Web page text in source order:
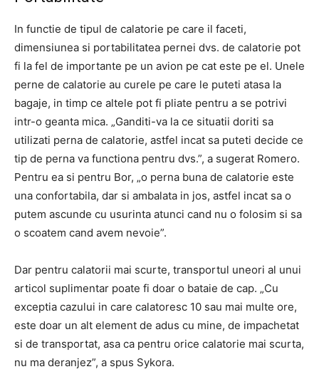
In functie de tipul de calatorie pe care il faceti,
dimensiunea si portabilitatea pernei dvs. de calatorie pot
fi la fel de importante pe un avion pe cat este pe el. Unele
perne de calatorie au curele pe care le puteti atasa la
bagaje, in timp ce altele pot fi pliate pentru a se potrivi
intr-o geanta mica. „Ganditi-va la ce situatii doriti sa
utilizati perna de calatorie, astfel incat sa puteti decide ce
tip de perna va functiona pentru dvs.”, a sugerat Romero.
Pentru ea si pentru Bor, „o perna buna de calatorie este
una confortabila, dar si ambalata in jos, astfel incat sa o
putem ascunde cu usurinta atunci cand nu o folosim si sa
o scoatem cand avem nevoie”.
Dar pentru calatorii mai scurte, transportul uneori al unui
articol suplimentar poate fi doar o bataie de cap. „Cu
exceptia cazului in care calatoresc 10 sau mai multe ore,
este doar un alt element de adus cu mine, de impachetat
si de transportat, asa ca pentru orice calatorie mai scurta,
nu ma deranjez”, a spus Sykora.